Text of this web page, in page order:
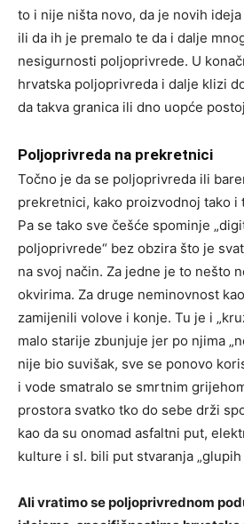
to i nije ništa novo, da je novih
ili da ih je premalo te da i dalje
nesigurnosti poljoprivrede. U
hrvatska poljoprivreda i dalje klizi
da takva granica ili dno uopće
Poljoprivreda na prekretnici
Točno je da se poljoprivreda ili
prekretnici, kako proizvodnoj tako
Pa se tako sve češće spominje
poljoprivrede“ bez obzira što je
na svoj način. Za jedne je to nešto
okvirima. Za druge neminovnost
zamijenili volove i konje. Tu je i
malo starije zbunjuje jer po njima
nije bio suvišak, sve se ponovo
i vode smatralo se smrtnim
prostora svatko tko do sebe drži
kao da su onomad asfaltni put,
kulture i sl. bili put stvaranja „glupih
Ali vratimo se poljoprivrednom